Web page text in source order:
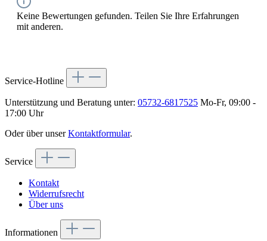
Keine Bewertungen gefunden. Teilen Sie Ihre Erfahrungen
mit anderen.
Service-Hotline
Unterstützung und Beratung unter: 05732-6817525 Mo-Fr, 09:00 -
17:00 Uhr
Oder über unserKontaktformular.
Service
Kontakt
Widerrufsrecht
Über uns
Informationen